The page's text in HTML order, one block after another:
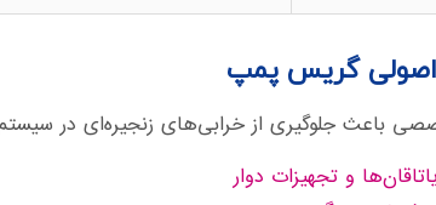
اصولی گریس پمپ
باعث جلوگیری از خرابی‌های زنجیره‌ای در
و تجهیزات دوار